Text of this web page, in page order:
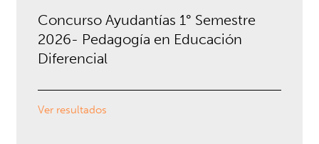
Concurso Ayudantías 1° Semestre
2026- Pedagogía en Educación
Diferencial
Ver resultados